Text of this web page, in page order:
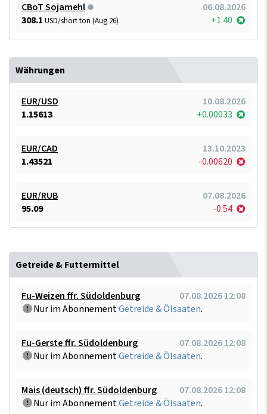
CBoT Sojamehl
06.08.2026
308.1 USD/short ton (Aug 26) +1.40
Währungen
EUR/USD
10.08.2026
1.15613
+0.00033
EUR/CAD
13.10.2023
1.43521
-0.00620
EUR/RUB
07.08.2026
95.09
-0.54
Getreide & Futtermittel
Fu-Weizen ffr. Südoldenburg
07.08.2026 12:08
Nur im AbonnementGetreide & Ölsaaten.
Fu-Gerste ffr. Südoldenburg
07.08.2026 12:08
Nur im AbonnementGetreide & Ölsaaten.
Mais (deutsch) ffr. Südoldenburg
07.08.2026 12:08
Nur im AbonnementGetreide & Ölsaaten.